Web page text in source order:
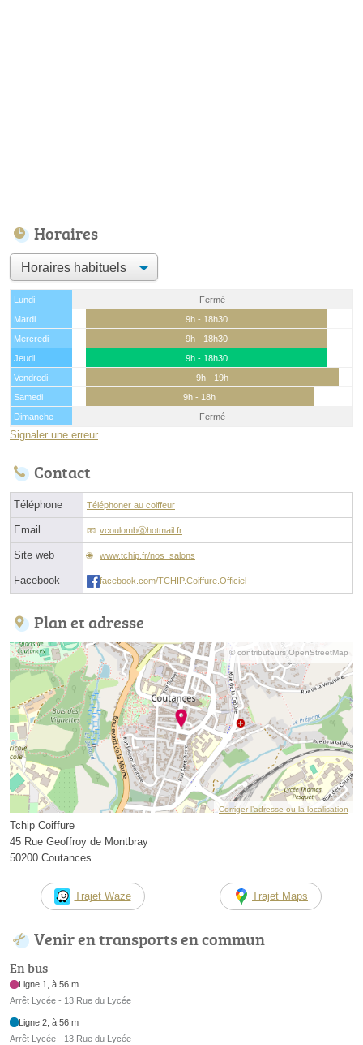
Horaires
Lundi
Fermé
Mardi
9h - 18h30
Mercredi
9h - 18h30
Jeudi
9h - 18h30
Vendredi
9h - 19h
Samedi
9h - 18h
Dimanche
Fermé
Signaler une erreur
Contact
Téléphone Téléphoner au coiffeur
Email vcoulombⓐhotmail.fr
Site web www.tchip.fr/nos_salons
Facebook facebook.com/TCHIP.Coiffure.Officiel
Plan et adresse
© contributeurs OpenStreetMap
Corriger l’adresse ou la localisation
Tchip Coiffure
45 Rue Geoffroy de Montbray
50200 Coutances
Trajet Waze Trajet Maps
Venir en transports en commun
En bus
Ligne 1, à 56 m
Arrêt Lycée - 13 Rue du Lycée
Ligne 2, à 56 m
Arrêt Lycée - 13 Rue du Lycée